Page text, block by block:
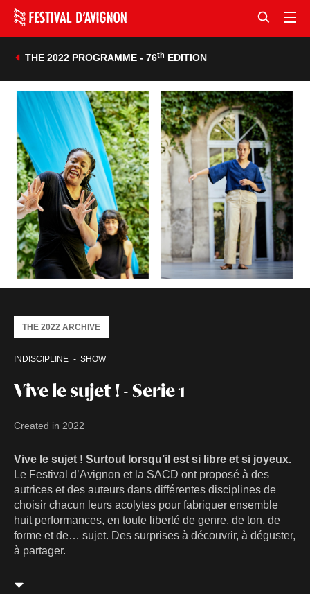
THE 2022 PROGRAMME - 76th EDITION
Vive le sujet ! - Serie 1
INDISCIPLINE SHOW
THE 2022 ARCHIVE
Created in 2022
Vive le sujet ! Surtout lorsqu’il est si libre et si joyeux.
Le Festival dʼAvignon et la SACD ont proposé à des
autrices et des auteurs dans différentes disciplines de
choisir chacun leurs acolytes pour fabriquer ensemble
huit performances, en toute liberté de genre, de ton, de
forme et de… sujet. Des surprises à découvrir, à déguster,
à partager.